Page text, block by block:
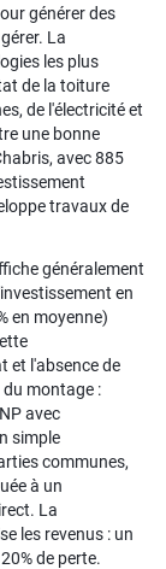
générer des
La
les plus
de la toiture
de l'électricité et
une bonne
avec 885
travaux de
généralement
en
en moyenne)
et l'absence de
montage :
avec
simple
communes,
à un
La
les revenus : un
de perte.